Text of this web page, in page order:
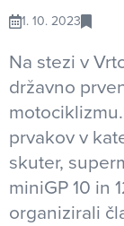
1. 10. 2023
Na stezi v
državno
prvakov v
skuter,
miniGP 10 in
organizirali